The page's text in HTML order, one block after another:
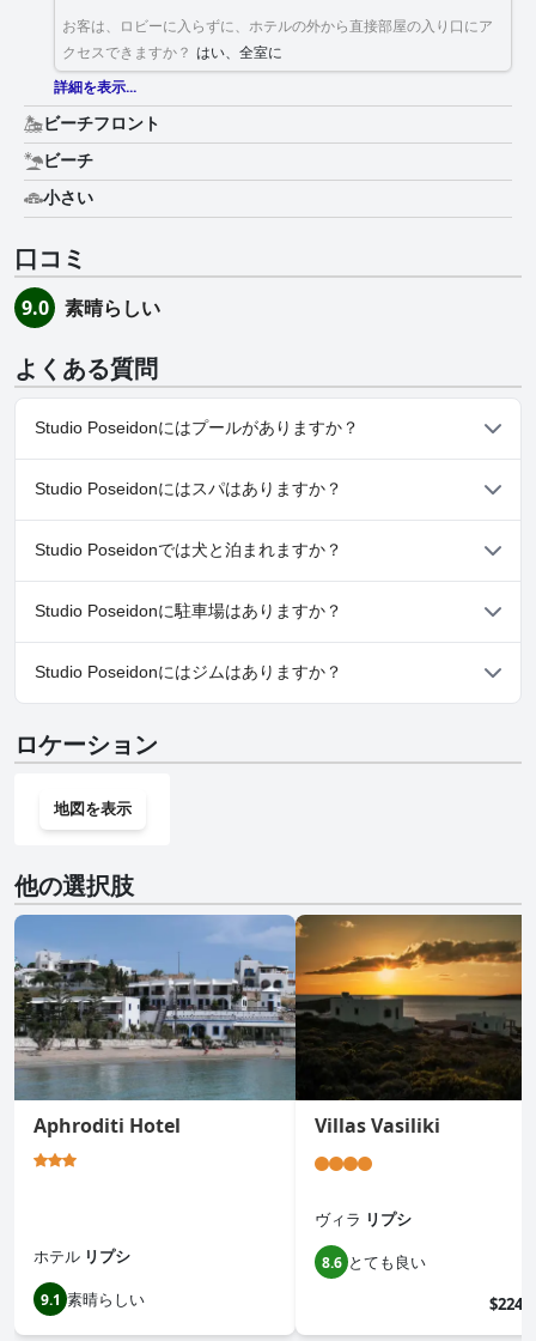
お客は、ロビーに入らずに、ホテルの外から直接部屋の入り口にア
クセスできますか？ はい、全室に
詳細を表示...
ビーチフロント
ビーチ
小さい
口コミ
9.0 素晴らしい
よくある質問
Studio Poseidonにはプールがありますか？
いいえ、Studio Poseidonにはプールがありません。
Studio Poseidonにはスパはありますか？
いいえ、Studio Poseidonではスパはご利用いただけません。
Studio Poseidonでは犬と泊まれますか？
いいえ、Studio Poseidonでは犬と泊まることはできません。
Studio Poseidonに駐車場はありますか？
いいえ、Studio Poseidonでは駐車場はご利用いただけません。
Studio Poseidonにはジムはありますか？
ロケーション
地図を表示
他の選択肢
Aphroditi Hotel
ホテル リプシ
9.1 素晴らしい
Villas Vasiliki
ヴィラ リプシ
8.6 とても良い
$224